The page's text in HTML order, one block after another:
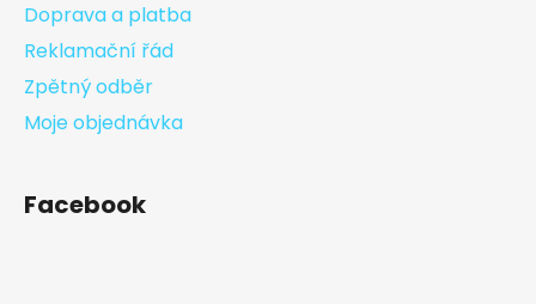
Doprava a platba
Reklamační řád
Zpětný odběr
Moje objednávka
Facebook